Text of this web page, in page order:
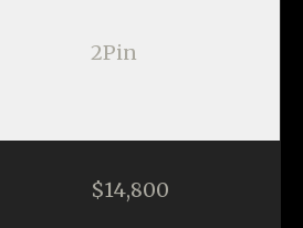
2Pin
$14,800